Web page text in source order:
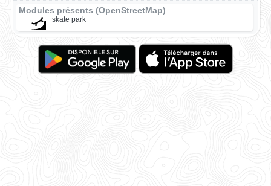
Modules présents (OpenStreetMap)
skate park